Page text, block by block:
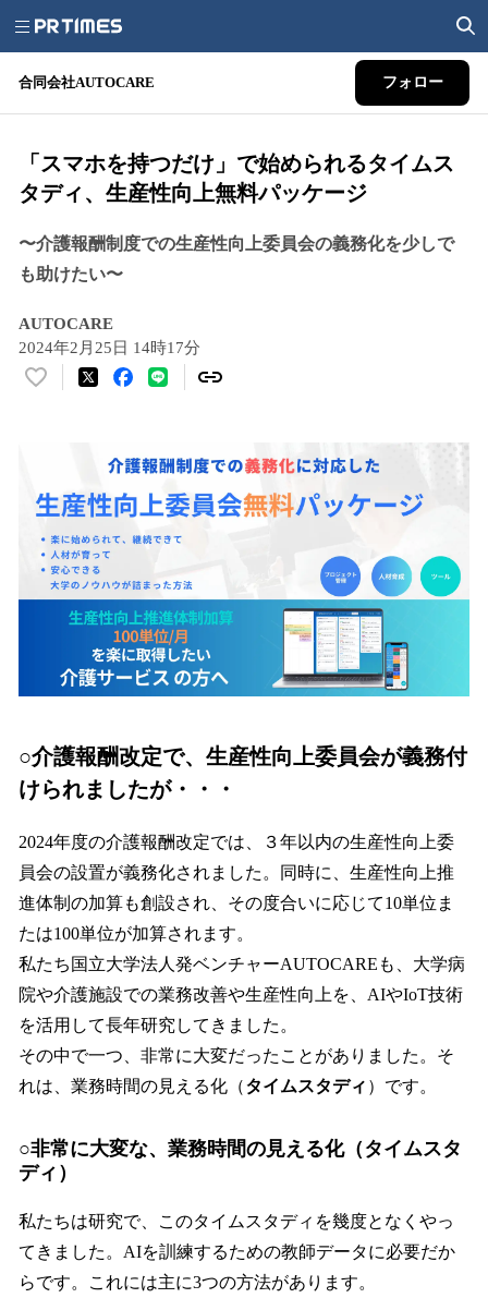
合同会社AUTOCARE フォロー
「スマホを持つだけ」で始められるタイムス
タディ、生産性向上無料パッケージ
〜介護報酬制度での生産性向上委員会の義務化を少しで
も助けたい〜
AUTOCARE
2024年2月25日 14時17分
い
を
み
込
み
○介護報酬改定で、生産性向上委員会が義務付
けられましたが・・・
2024年度の介護報酬改定では、３年以内の生産性向上委
員会の設置が義務化されました。同時に、生産性向上推
進体制の加算も創設され、その度合いに応じて10単位ま
たは100単位が加算されます。
私たち国立大学法人発ベンチャーAUTOCAREも、大学病
院や介護施設での業務改善や生産性向上を、AIやIoT技術
を活用して長年研究してきました。
その中で一つ、非常に大変だったことがありました。そ
れは、業務時間の見える化（タイムスタディ ）です。
○非常に大変な、業務時間の見える化（タイムスタ
ディ）
私たちは研究で、このタイムスタディを幾度となくやっ
てきました。AIを訓練するための教師データに必要だか
らです。これには主に3つの方法があります。